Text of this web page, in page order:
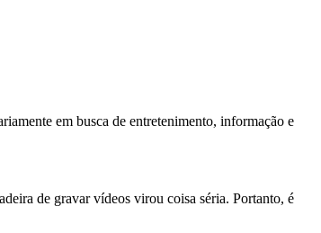
em busca de entretenimento, informação e
de gravar vídeos virou coisa séria. Portanto, é